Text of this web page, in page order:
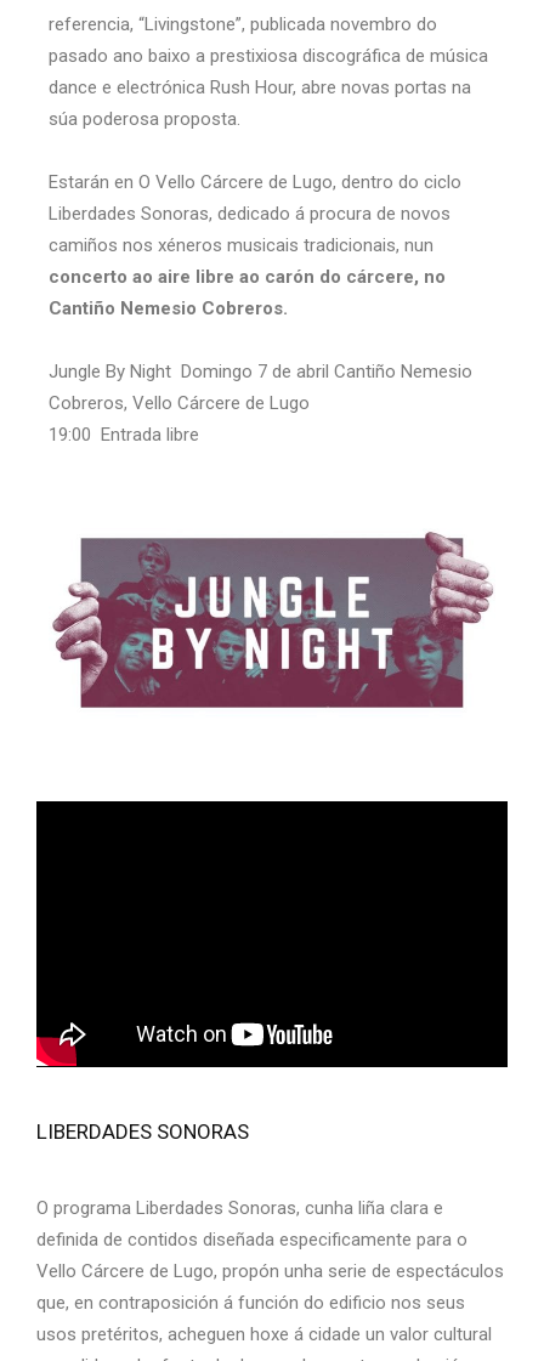
referencia, “Livingstone”, publicada novembro do
pasado ano baixo a prestixiosa discográfica de música
dance e electrónica Rush Hour, abre novas portas na
súa poderosa proposta.
Estarán en O Vello Cárcere de Lugo, dentro do ciclo
Liberdades Sonoras, dedicado á procura de novos
camiños nos xéneros musicais tradicionais, nun
concerto ao aire libre ao carón do cárcere, no
Cantiño Nemesio Cobreros.
Jungle By Night Domingo 7 de abril Cantiño Nemesio
Cobreros, Vello Cárcere de Lugo
19:00 Entrada libre
LIBERDADES SONORAS
O programa Liberdades Sonoras, cunha liña clara e
definida de contidos diseñada especificamente para o
Vello Cárcere de Lugo, propón unha serie de espectáculos
que, en contraposición á función do edificio nos seus
usos pretéritos, acheguen hoxe á cidade un valor cultural